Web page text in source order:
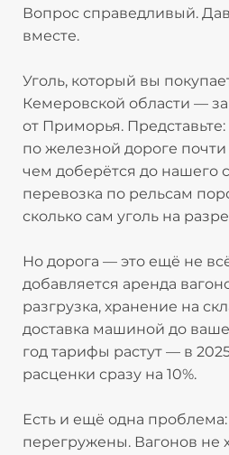
Вопрос справедливый.
вместе.
Уголь, который вы
Кемеровской области —
от Приморья. Представьте:
по железной дороге
чем доберётся до нашего
перевозка по рельсам
сколько сам уголь на
Но дорога — это ещё не
добавляется аренда
разгрузка, хранение на
доставка машиной до
год тарифы растут — в
расценки сразу на 10%.
Есть и ещё одна
перегружены. Вагонов не